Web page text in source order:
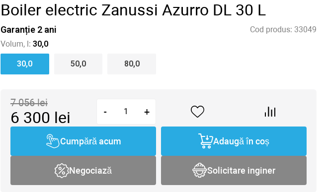
Boiler electric Zanussi Azurro DL 30 L
Garanție 2 ani Cod produs: 33049
Volum, l: 30,0
30,0 50,0 80,0
7 056lei
6 300 lei - +
Cumpără acum Adaugă în coș
Negociază Solicitare inginer